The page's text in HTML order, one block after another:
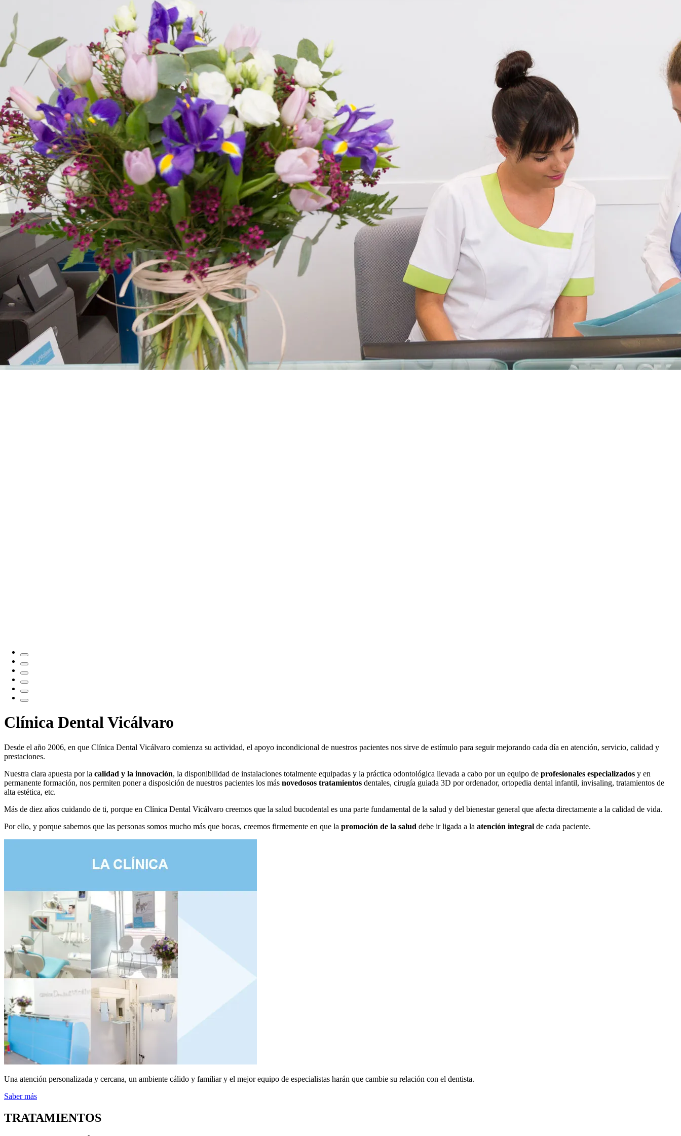
TRABAJAMOS PARA QUE LOS PACIENTES SE SIENTAN CÓMODOS, EN UNAMBIENTE TRANQUILO, AMABLE Y CONFORTABLE.
Clínica Dental Vicálvaro
Desde el año 2006, en que Clínica Dental Vicálvaro comienza su actividad, el apoyo incondicional de nuestros pacientes nos sirve de estímulo para seguir mejorando cada día en atención, servicio, calidad y
prestaciones.
Nuestra clara apuesta por la calidad y la innovación, la disponibilidad de instalaciones totalmente equipadas y la práctica odontológica llevada a cabo por un equipo de profesionales especializados y en
permanente formación, nos permiten poner a disposición de nuestros pacientes los más novedosos tratamientos dentales, cirugía guiada 3D por ordenador, ortopedia dental infantil, invisaling, tratamientos de
alta estética, etc.
Más de diez años cuidando de ti, porque en Clínica Dental Vicálvaro creemos que la salud bucodental es una parte fundamental de la salud y del bienestar general que afecta directamente a la calidad de vida.
Por ello, y porque sabemos que las personas somos mucho más que bocas, creemos firmemente en que la promoción de la salud debe ir ligada a la atención integral de cada paciente.
Una atención personalizada y cercana, un ambiente cálido y familiar y el mejor equipo de especialistas harán que cambie su relación con el dentista.
Saber más
TRATAMIENTOS